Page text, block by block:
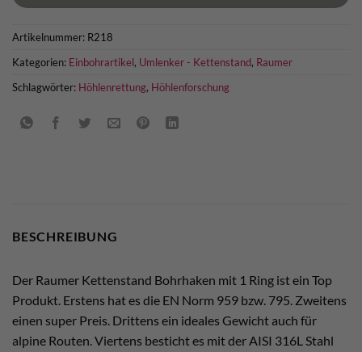
Artikelnummer: R218
Kategorien: Einbohrartikel, Umlenker - Kettenstand, Raumer
Schlagwörter: Höhlenrettung, Höhlenforschung
BESCHREIBUNG
Der Raumer Kettenstand Bohrhaken mit 1 Ring ist ein Top
Produkt. Erstens hat es die EN Norm 959 bzw. 795. Zweitens
einen super Preis. Drittens ein ideales Gewicht auch für
alpine Routen. Viertens besticht es mit der AISI 316L Stahl